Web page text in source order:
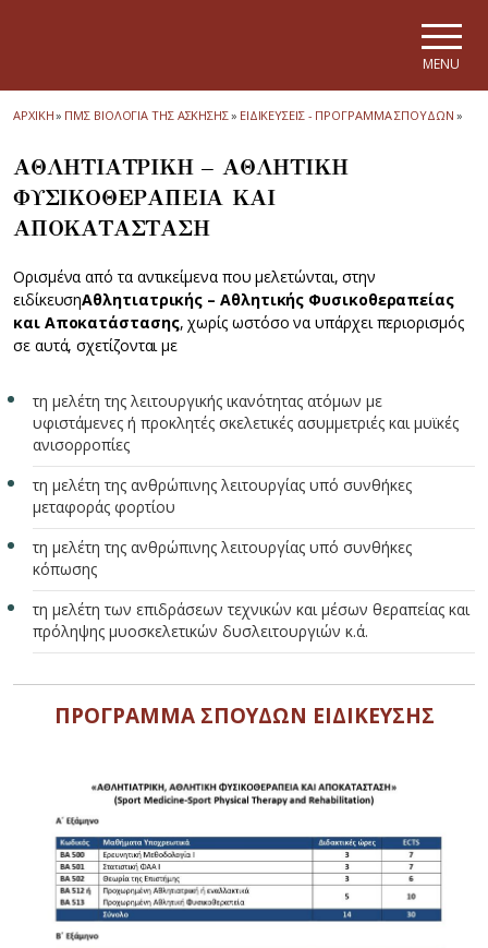
MENU
ΑΡΧΙΚΗ» ΠΜΣ ΒΙΟΛΟΓΙΑ ΤΗΣ ΑΣΚΗΣΗΣ» ΕΙΔΙΚΕΥΣΕΙΣ - ΠΡΟΓΡΑΜΜΑ ΣΠΟΥΔΩΝ »
ΑΘΛΗΤΙΑΤΡΙΚΗ – ΑΘΛΗΤΙΚΗ
ΦΥΣΙΚΟΘΕΡΑΠΕΙΑ ΚΑΙ
ΑΠΟΚΑΤΑΣΤΑΣΗ
Ορισμένα από τα αντικείμενα που μελετώνται, στην
ειδίκευσηΑθλητιατρικής – Αθλητικής Φυσικοθεραπείας
και Αποκατάστασης, χωρίς ωστόσο να υπάρχει περιορισμός
σε αυτά, σχετίζονται με
τη μελέτη της λειτουργικής ικανότητας ατόμων με
υφιστάμενες ή προκλητές σκελετικές ασυμμετριές και μυϊκές
ανισορροπίες
τη μελέτη της ανθρώπινης λειτουργίας υπό συνθήκες
μεταφοράς φορτίου
τη μελέτη της ανθρώπινης λειτουργίας υπό συνθήκες
κόπωσης
τη μελέτη των επιδράσεων τεχνικών και μέσων θεραπείας και
πρόληψης μυοσκελετικών δυσλειτουργιών κ.ά.
ΠΡΟΓΡΑΜΜΑ ΣΠΟΥΔΩΝ ΕΙΔΙΚΕΥΣΗΣ